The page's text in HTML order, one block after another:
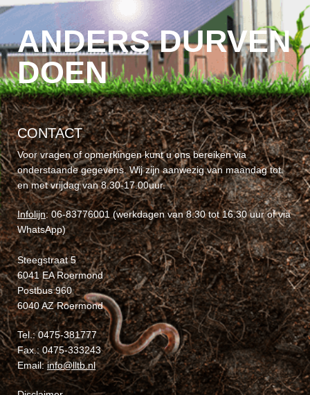
ANDERS DURVEN
DOEN
CONTACT
Voor vragen of opmerkingen kunt u ons bereiken via
onderstaande gegevens. Wij zijn aanwezig van maandag tot
en met vrijdag van 8.30-17.00uur.
Infolijn: 06-83776001 (werkdagen van 8.30 tot 16.30 uur of via
WhatsApp)
Steegstraat 5
6041 EA Roermond
Postbus 960
6040 AZ Roermond
Tel.: 0475-381777
Fax.: 0475-333243
Email:info@lltb.nl